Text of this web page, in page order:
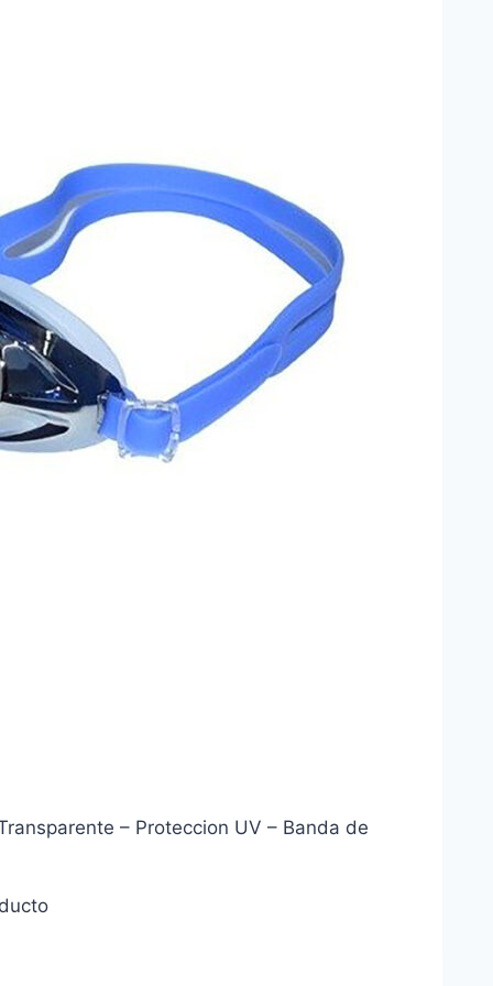
– Proteccion UV – Banda de